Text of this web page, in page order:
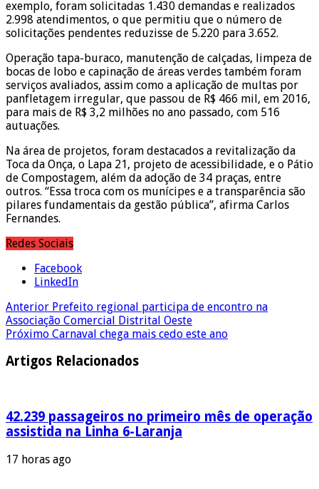
exemplo, foram solicitadas 1.430 demandas e realizados
2.998 atendimentos, o que permitiu que o número de
solicitações pendentes reduzisse de 5.220 para 3.652.
Operação tapa-buraco, manutenção de calçadas, limpeza de
bocas de lobo e capinação de áreas verdes também foram
serviços avaliados, assim como a aplicação de multas por
panfletagem irregular, que passou de R$ 466 mil, em 2016,
para mais de R$ 3,2 milhões no ano passado, com 516
autuações.
Na área de projetos, foram destacados a revitalização da
Toca da Onça, o Lapa 21, projeto de acessibilidade, e o Pátio
de Compostagem, além da adoção de 34 praças, entre
outros. “Essa troca com os munícipes e a transparência são
pilares fundamentais da gestão pública”, afirma Carlos
Fernandes.
Redes Sociais
Facebook
LinkedIn
Anterior Prefeito regional participa de encontro na
Associação Comercial Distrital Oeste
Próximo Carnaval chega mais cedo este ano
Artigos Relacionados
42.239 passageiros no primeiro mês de operação
assistida na Linha 6-Laranja
17 horas ago